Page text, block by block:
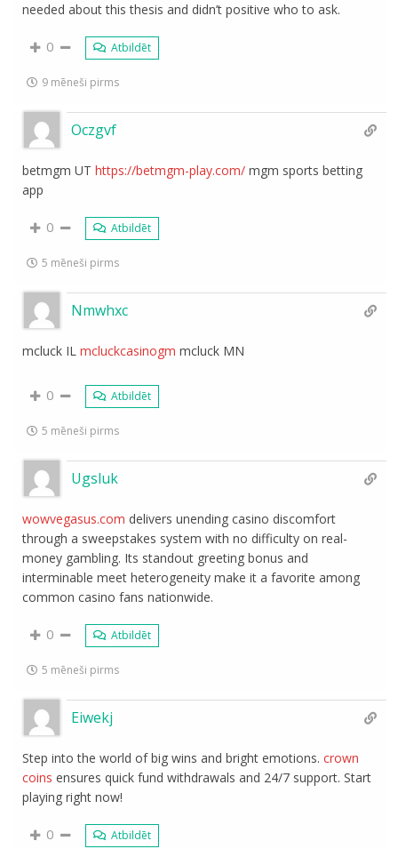
needed about this thesis and didn’t positive who to ask.
0 Atbildēt
9 mēneši pirms
Oczgvf
betmgm UThttps://betmgm-play.com/ mgm sports betting
app
0 Atbildēt
5 mēneši pirms
Nmwhxc
mcluck ILmcluckcasinogm mcluck MN
0 Atbildēt
5 mēneši pirms
Ugsluk
wowvegasus.com
through a sweepstakes system with no difficulty on real-
money gambling. Its standout greeting bonus and
interminable meet heterogeneity make it a favorite among
common casino fans nationwide.
0 Atbildēt
5 mēneši pirms
Eiwekj
Step into the world of big wins and bright emotions.crown
coins ensures quick fund withdrawals and 24/7 support. Start
playing right now!
0 Atbildēt